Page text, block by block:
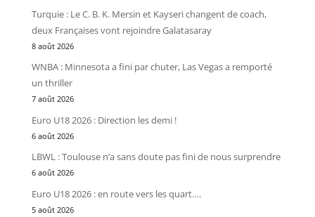
Turquie : Le C. B. K. Mersin et Kayseri changent de coach,
deux Françaises vont rejoindre Galatasaray
8 août 2026
WNBA : Minnesota a fini par chuter, Las Vegas a remporté
un thriller
7 août 2026
Euro U18 2026 : Direction les demi !
6 août 2026
LBWL : Toulouse n’a sans doute pas fini de nous surprendre
6 août 2026
Euro U18 2026 : en route vers les quart….
5 août 2026